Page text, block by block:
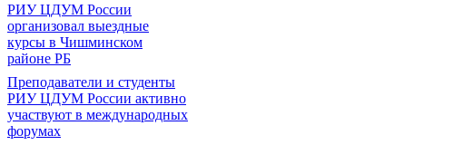
РИУ ЦДУМ России
организовал выездные
курсы в Чишминском
районе РБ
Преподаватели и студенты
РИУ ЦДУМ России активно
участвуют в международных
форумах